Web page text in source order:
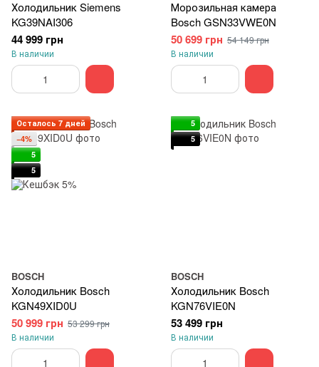
Холодильник Siemens
KG39NAI306
44 999 грн
В наличии
Морозильная камера
Bosch GSN33VWE0N
50 699 грн 54 149 грн
В наличии
Осталось 7 дней
−4%
5
5
BOSCH
Холодильник Bosch
KGN49XID0U
50 999 грн 53 299 грн
В наличии
5
5
BOSCH
Холодильник Bosch
KGN76VIE0N
53 499 грн
В наличии